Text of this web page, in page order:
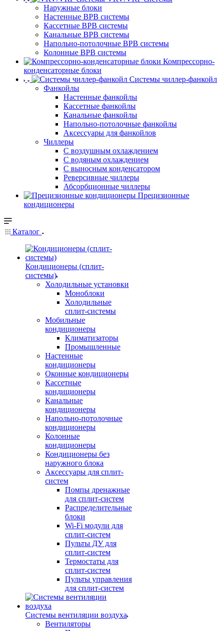
Наружные блоки
Настенные ВРВ системы
Кассетные ВРВ системы
Канальные ВРВ системы
Напольно-потолочные ВРВ системы
Колонные ВРВ системы
Компрессорно-
конденсаторные блоки
Системы чиллер-фанкойл
Фанкойлы
Настенные фанкойлы
Кассетные фанкойлы
Канальные фанкойлы
Напольно-потолочные фанкойлы
Аксессуары для фанкойлов
Чиллеры
С воздушным охлаждением
С водяным охлаждением
С выносным конденсатором
Реверсивные чиллеры
Абсорбционные чиллеры
Прецизионные
кондиционеры
Каталог
Кондиционеры (сплит-
системы)
Холодильные установки
Моноблоки
Холодильные
сплит-системы
Мобильные
кондиционеры
Климатизаторы
Промышленные
Настенные
кондиционеры
Оконные кондиционеры
Кассетные
кондиционеры
Канальные
кондиционеры
Напольно-потолочные
кондиционеры
Колонные
кондиционеры
Кондиционеры без
наружного блока
Аксессуары для сплит-
систем
Помпы дренажные
для сплит-систем
Распределительные
блоки
Wi-Fi модули для
сплит-систем
Пульты ДУ для
сплит-систем
Термостаты для
сплит-систем
Пульты управления
для сплит-систем
Системы вентиляции воздуха
Вентиляторы